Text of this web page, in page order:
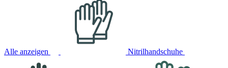
Alle anzeigen Nitrilhandschuhe